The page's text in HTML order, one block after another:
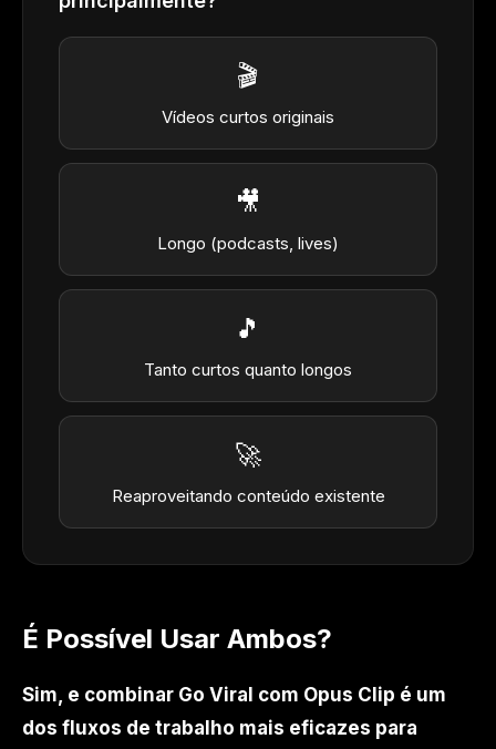
🎬
Vídeos curtos originais
🎥
Longo (podcasts, lives)
🎵
Tanto curtos quanto longos
🚀
Reaproveitando conteúdo existente
É Possível Usar Ambos?
Sim, e combinar Go Viral com Opus Clip é um
dos fluxos de trabalho mais eficazes para